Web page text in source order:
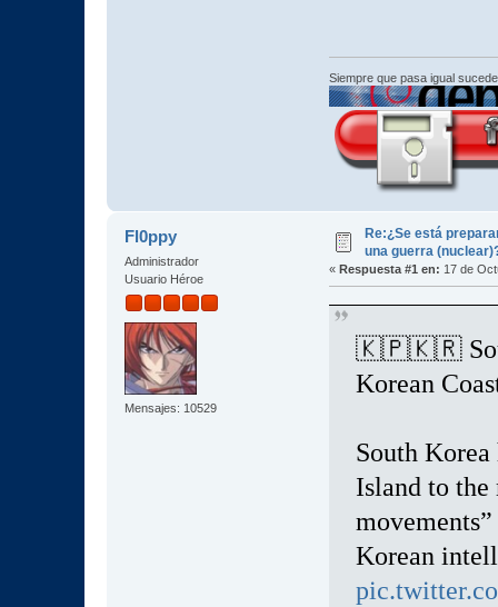
Siempre que pasa igual
Fl0ppy
Administrador
Usuario Héroe
Mensajes: 10529
Re:¿Se está
una guerra
« Respuesta #1 en: 17 de
🇰🇵🇰🇷
Korean
South
Island to
Korean